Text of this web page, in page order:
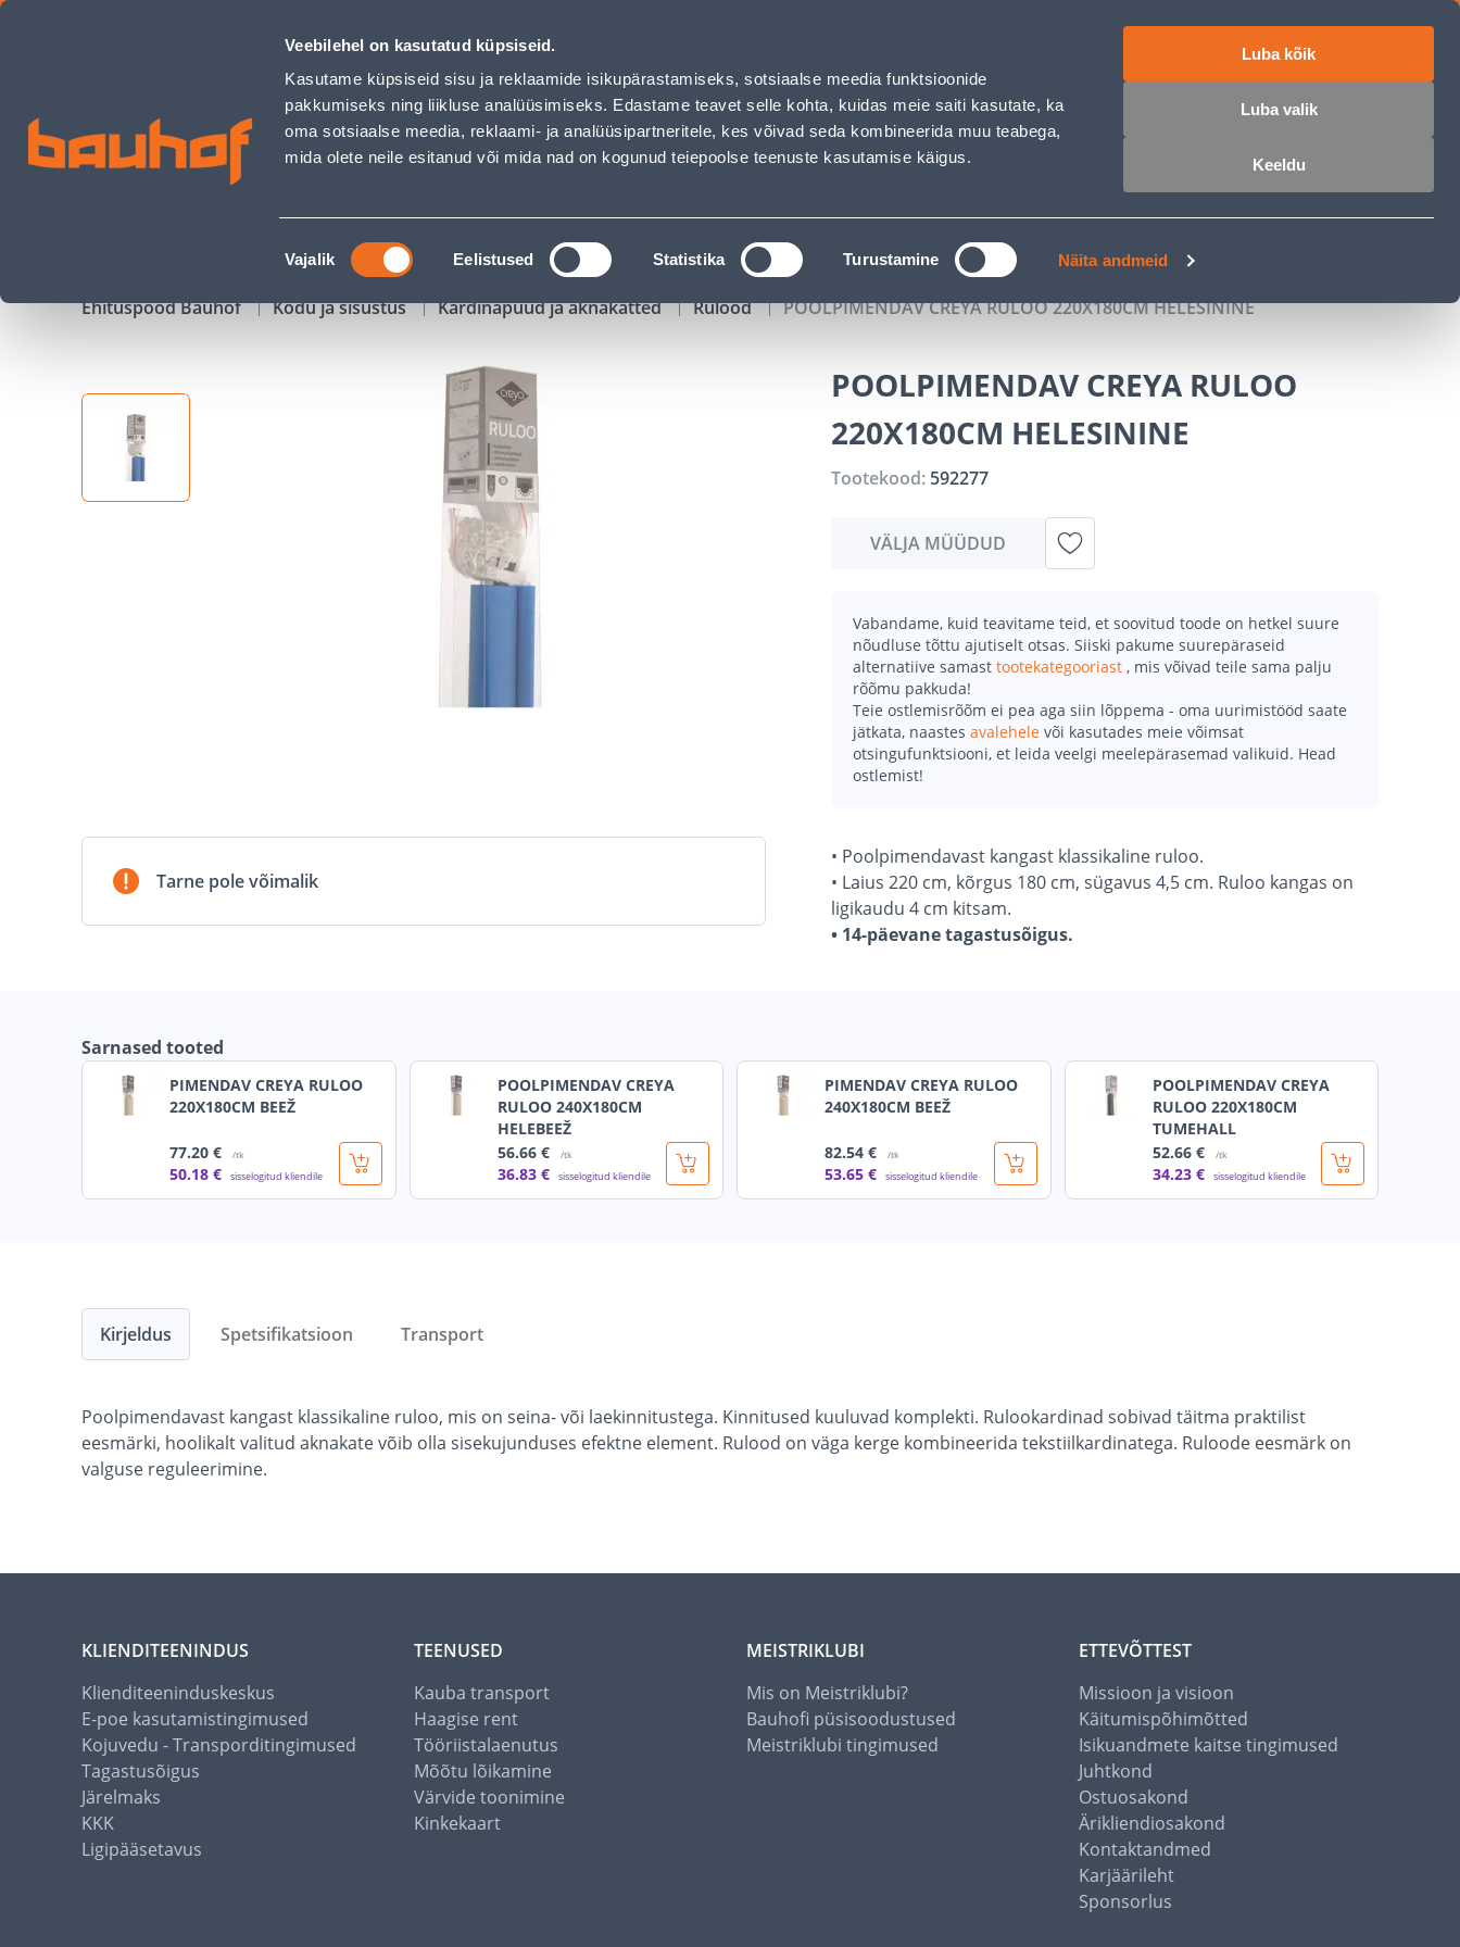
Veebilehel on kasutatud küpsiseid.
Kasutame küpsiseid sisu ja reklaamide isikupärastamiseks, sotsiaalse meedia funktsioonide
pakkumiseks ning liikluse analüüsimiseks. Edastame teavet selle kohta, kuidas meie saiti kasutate, ka
oma sotsiaalse meedia, reklaami- ja analüüsipartneritele, kes võivad seda kombineerida muu teabega,
mida olete neile esitanud või mida nad on kogunud teiepoolse teenuste kasutamise käigus.
Nõusoleku
valik
Vajalik Eelistused Statistika Turustamine Näita andmeid
Luba kõik
Luba valik
Keeldu
POOLPIMENDAV CREYA RULOO 220X180CM HELESININE - Bauhof has loaded
Äriklienditeenindus Klienditeenindus Teenused Karjäärileht
OTSI Logi sisse
KAMPAANIAD KATALOOGID TÖÖRIISTALAENUTUS JÄRELMAKS
Ehituspood Bauhof Kodu ja sisustus Kardinapuud ja aknakatted Rulood POOLPIMENDAV CREYA RULOO 220X180CM HELESININE
Tarne pole võimalik
POOLPIMENDAV CREYA RULOO
220X180CM HELESININE
Tootekood: 592277
VÄLJA MÜÜDUD
Vabandame, kuid teavitame teid, et soovitud toode on hetkel suure
nõudluse tõttu ajutiselt otsas. Siiski pakume suurepäraseid
alternatiive samast tootekategooriast , mis võivad teile sama palju
rõõmu pakkuda!
Teie ostlemisrõõm ei pea aga siin lõppema - oma uurimistööd saate
jätkata, naastes avalehele või kasutades meie võimsat
otsingufunktsiooni, et leida veelgi meelepärasemad valikuid. Head
ostlemist!
• Poolpimendavast kangast klassikaline ruloo.
• Laius 220 cm, kõrgus 180 cm, sügavus 4,5 cm. Ruloo kangas on
ligikaudu 4 cm kitsam.
• 14-päevane tagastusõigus.
Sarnased tooted
PIMENDAV CREYA RULOO
220X180CM BEEŽ
77.20 € /tk
50.18 € sisselogitud kliendile
POOLPIMENDAV CREYA
RULOO 240X180CM
HELEBEEŽ
56.66 € /tk
36.83 € sisselogitud kliendile
PIMENDAV CREYA RULOO
240X180CM BEEŽ
82.54 € /tk
53.65 € sisselogitud kliendile
POOLPIMENDAV CREYA
RULOO 220X180CM
TUMEHALL
52.66 € /tk
34.23 € sisselogitud kliendile
Kirjeldus
Poolpimendavast kangast klassikaline ruloo, mis on seina- või laekinnitustega. Kinnitused kuuluvad komplekti. Rulookardinad sobivad täitma praktilist
eesmärki, hoolikalt valitud aknakate võib olla sisekujunduses efektne element. Rulood on väga kerge kombineerida tekstiilkardinatega. Ruloode eesmärk on
valguse reguleerimine.
Spetsifikatsioon Transport
KLIENDITEENINDUS
Klienditeeninduskeskus
E-poe kasutamistingimused
Kojuvedu - Transporditingimused
Tagastusõigus
Järelmaks
KKK
Ligipääsetavus
TEENUSED
Kauba transport
Haagise rent
Tööriistalaenutus
Mõõtu lõikamine
Värvide toonimine
Kinkekaart
MEISTRIKLUBI
Mis on Meistriklubi?
Bauhofi püsisoodustused
Meistriklubi tingimused
ETTEVÕTTEST
Missioon ja visioon
Käitumispõhimõtted
Isikuandmete kaitse tingimused
Juhtkond
Ostuosakond
Ärikliendiosakond
Kontaktandmed
Karjäärileht
Sponsorlus